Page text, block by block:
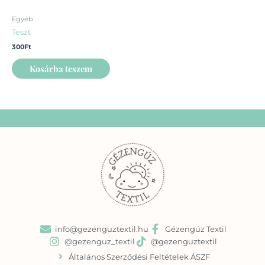
Egyéb
Teszt
300Ft
Kosárba teszem
info@gezenguztextil.hu
Gézengúz Textil
@gezenguz_textil
@gezenguztextil
Általános Szerződési Feltételek ÁSZF